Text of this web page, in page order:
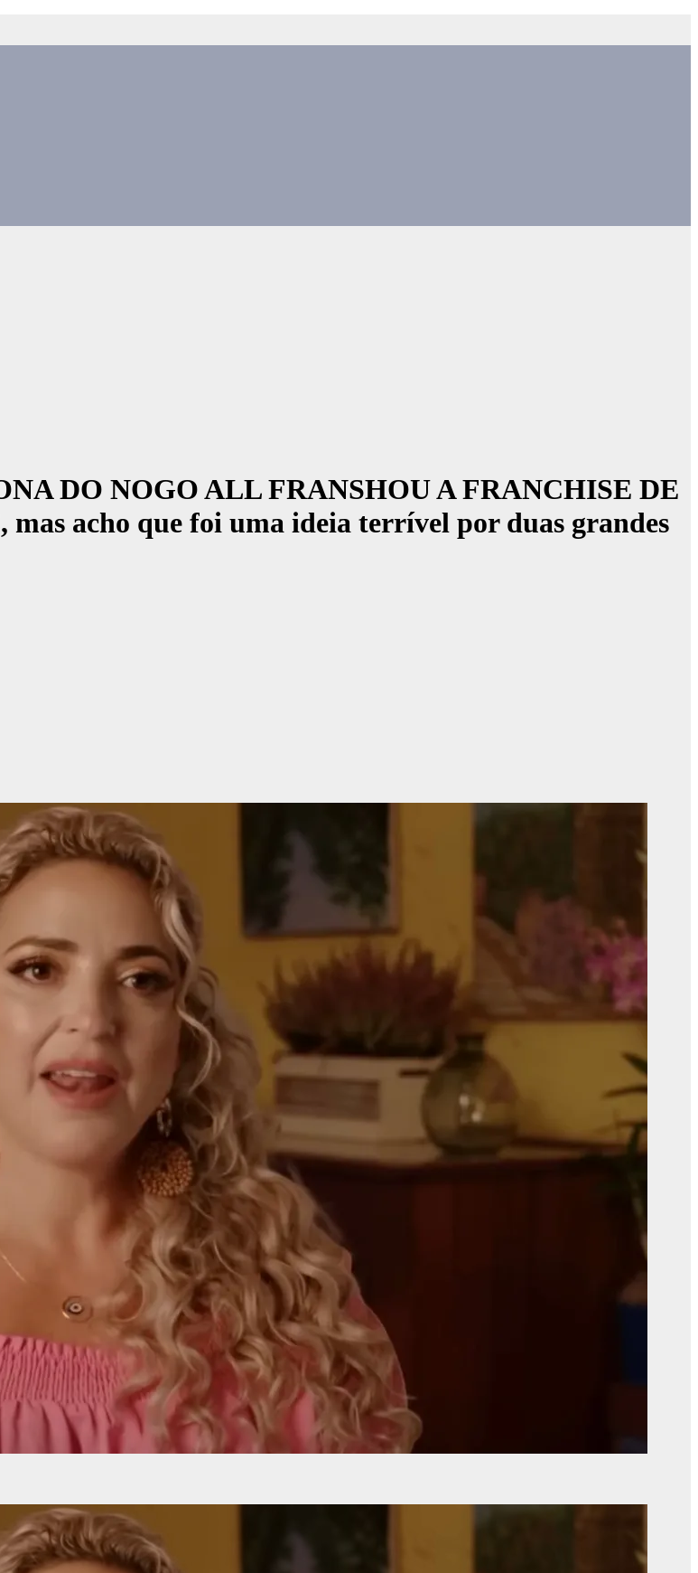
DO NOGO ALL FRANSHOU A FRANCHISE DE
acho que foi uma ideia terrível por duas grandes